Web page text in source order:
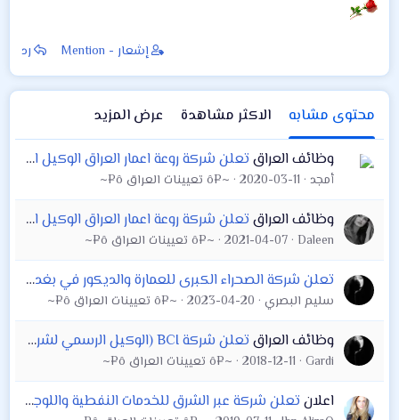
إشعار - Mention رد
محتوى مشابه الاكثر مشاهدة
عرض المزيد
وظائف العراق تعلن شركة روعة اعمار العراق الوكيل الوحيد للشركة جوتن عن توفر فرصة عمل (مدير تسويق)
أمجد 2020-03-11 ~¤ô تعيينات العراق ô¤~
وظائف العراق تعلن شركة روعة اعمار العراق الوكيل الوحيد للشركة جوتن في #كربلاء عن توفر فرصة عمل في فرع كربلاء (موظف مبيعات ) ويكو
Daleen
2021-04-07 ~¤ô تعيينات العراق ô¤~
تعلن شركة الصحراء الكبرى للعمارة والديكور في بغداد عن حاجتها الى مهندس/ة معماري على ان لاتقل الخبره عن ثلاث سنوات
سليم البصري 2023-04-20 ~¤ô تعيينات العراق ô¤~
وظائف العراق تعلن شركة BCI (الوكيل الرسمي لشركة سامسونج في العراق) عن توفر فرصة عمل
Gardi
2018-12-11 ~¤ô تعيينات العراق ô¤~
اعلان تعلن شركة عبر الشرق للخدمات النفطية واللوجستية الواقعة في العباسية - شارع السيد حامد